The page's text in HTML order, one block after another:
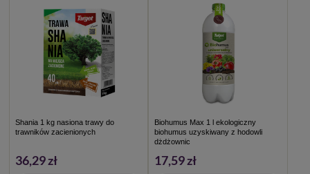
Shania 1 kg nasiona trawy do
trawników zacienionych
36,29 zł
Biohumus Max 1 l ekologiczny
biohumus uzyskiwany z hodowli
dżdżownic
17,59 zł